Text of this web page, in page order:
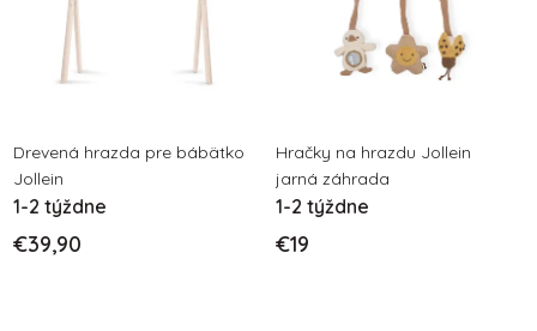
d
u
k
t
o
d
u
k
Drevená hrazda pre bábätko
Jollein
1-2 týždne
€39,90
Hračky na hrazdu Jollein
jarná záhrada
1-2 týždne
€19